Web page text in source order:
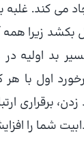
ایجاد می کند.
زیرا همه
بد اولیه در
اول با هر
برقراری
شما را